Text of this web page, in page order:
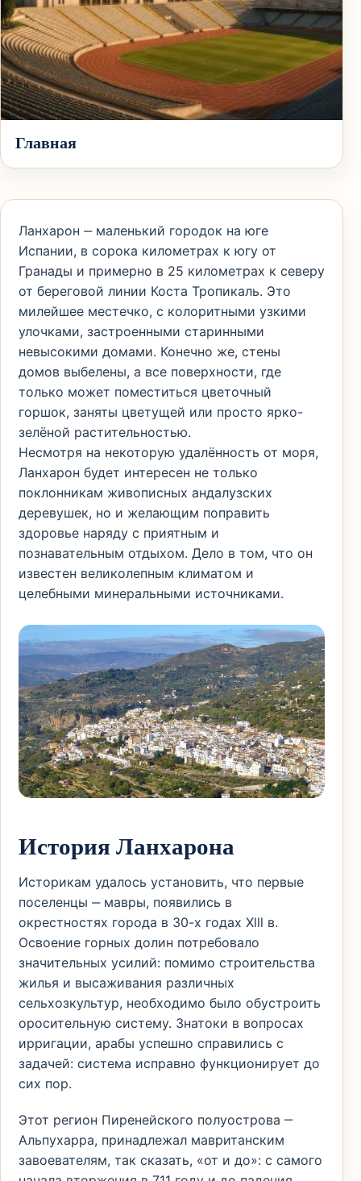
Главная
Ланхарон ‒ маленький городок на юге
Испании, в сорока километрах к югу от
Гранады и примерно в 25 километрах к северу
от береговой линии Коста Тропикаль. Это
милейшее местечко, с колоритными узкими
улочками, застроенными старинными
невысокими домами. Конечно же, стены
домов выбелены, а все поверхности, где
только может поместиться цветочный
горшок, заняты цветущей или просто ярко-
зелёной растительностью.
Несмотря на некоторую удалённость от моря,
Ланхарон будет интересен не только
поклонникам живописных андалузских
деревушек, но и желающим поправить
здоровье наряду с приятным и
познавательным отдыхом. Дело в том, что он
известен великолепным климатом и
целебными минеральными источниками.
История Ланхарона
Историкам удалось установить, что первые
поселенцы ‒ мавры, появились в
окрестностях города в 30-х годах Ⅹⅼⅼⅼ в.
Освоение горных долин потребовало
значительных усилий: помимо строительства
жилья и высаживания различных
сельхозкультур, необходимо было обустроить
оросительную систему. Знатоки в вопросах
ирригации, арабы успешно справились с
задачей: система исправно функционирует до
сих пор.
Этот регион Пиренейского полуострова ‒
Альпухарра, принадлежал мавританским
завоевателям, так сказать, «от и до»: с самого